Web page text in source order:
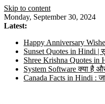
Skip to content
Monday, September 30, 2024
Latest:
Happy Anniversary
Sunset Quotes in Hindi |
Shree Krishna Quotes in
System Software क्या है
Canada Facts in Hindi :